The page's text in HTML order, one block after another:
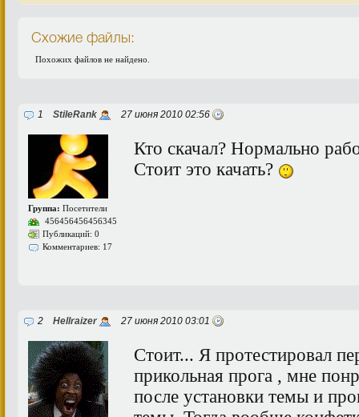
Схожие файлы:
Похожих файлов не найдено.
1 StileRank 27 июня 2010 02:56
Группа: Посетители
456456456456345
Публикаций: 0
Комментариев: 17
Кто скачал? Нормально
Стоит это качать?
2 Hellraizer 27 июня 2010 03:01
Стоит... Я протестировал
прикольная прога , мне
после установки темы и